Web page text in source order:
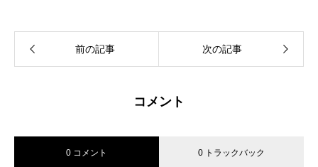
前の記事 次の記事
コメント
0 コメント 0 トラックバック